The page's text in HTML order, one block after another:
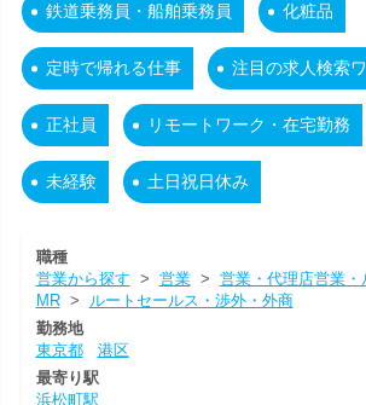
鉄道乗務員・船舶乗務員 化粧品
定時で帰れる仕事 注目の求人検索
正社員 リモートワーク・在宅勤務
未経験 土日祝日休み
職種
営業から探す > 営業> 営業・代理店営業・
MR> ルートセールス・渉外・外商
勤務地
東京都
港区
最寄り駅
浜松町駅